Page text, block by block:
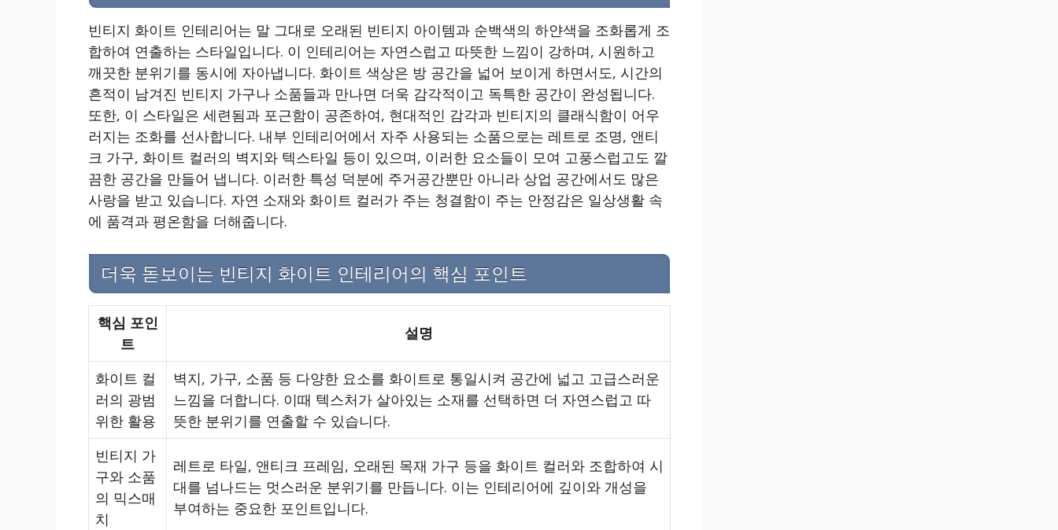
빈티지 화이트 인테리어는 말 그대로 오래된 빈티지 아이템과 순백색의 하얀색을 조화롭게 조
합하여 연출하는 스타일입니다. 이 인테리어는 자연스럽고 따뜻한 느낌이 강하며, 시원하고
깨끗한 분위기를 동시에 자아냅니다. 화이트 색상은 방 공간을 넓어 보이게 하면서도, 시간의
흔적이 남겨진 빈티지 가구나 소품들과 만나면 더욱 감각적이고 독특한 공간이 완성됩니다.
또한, 이 스타일은 세련됨과 포근함이 공존하여, 현대적인 감각과 빈티지의 클래식함이 어우
러지는 조화를 선사합니다. 내부 인테리어에서 자주 사용되는 소품으로는 레트로 조명, 앤티
크 가구, 화이트 컬러의 벽지와 텍스타일 등이 있으며, 이러한 요소들이 모여 고풍스럽고도 깔
끔한 공간을 만들어 냅니다. 이러한 특성 덕분에 주거공간뿐만 아니라 상업 공간에서도 많은
사랑을 받고 있습니다. 자연 소재와 화이트 컬러가 주는 청결함이 주는 안정감은 일상생활 속
에 품격과 평온함을 더해줍니다.
더욱 돋보이는 빈티지 화이트 인테리어의 핵심 포인트
핵심 포인
트
설명
화이트 컬
러의 광범
위한 활용
벽지, 가구, 소품 등 다양한 요소를 화이트로 통일시켜 공간에 넓고 고급스러운
느낌을 더합니다. 이때 텍스처가 살아있는 소재를 선택하면 더 자연스럽고 따
뜻한 분위기를 연출할 수 있습니다.
빈티지 가
구와 소품
의 믹스매
치
레트로 타일, 앤티크 프레임, 오래된 목재 가구 등을 화이트 컬러와 조합하여 시
대를 넘나드는 멋스러운 분위기를 만듭니다. 이는 인테리어에 깊이와 개성을
부여하는 중요한 포인트입니다.